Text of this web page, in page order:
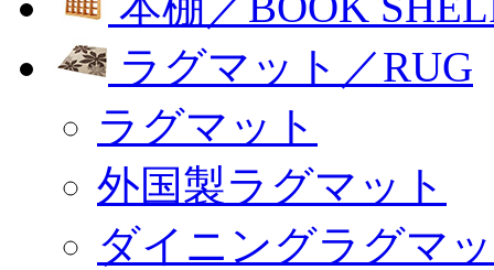
ラグマット／RUG
ラグマット
外国製ラグマット
ダイニングラグマ